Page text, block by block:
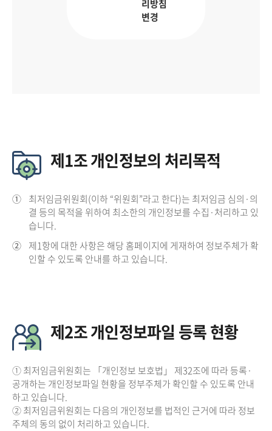
리방침
변경
제1조 개인정보의 처리목적
① 최저임금위원회(이하 “위원회”라고 한다)는 최저임금 심의·의
결 등의 목적을 위하여 최소한의 개인정보를 수집·처리하고 있
습니다.
② 제1항에 대한 사항은 해당 홈페이지에 게재하여 정보주체가 확
인할 수 있도록 안내를 하고 있습니다.
제2조 개인정보파일 등록 현황
① 최저임금위원회는 「개인정보 보호법」 제32조에 따라 등록·
공개하는 개인정보파일 현황을 정부주체가 확인할 수 있도록 안내
하고 있습니다.
② 최저임금위원회는 다음의 개인정보를 법적인 근거에 따라 정보
주체의 동의 없이 처리하고 있습니다.